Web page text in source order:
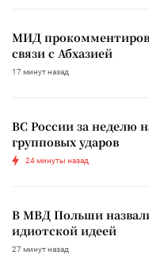
МИД
связи с Абхазией
17 минут назад
ВС России за неделю
групповых ударов
24 минуты назад
В МВД Польши
идиотской идеей
27 минут назад